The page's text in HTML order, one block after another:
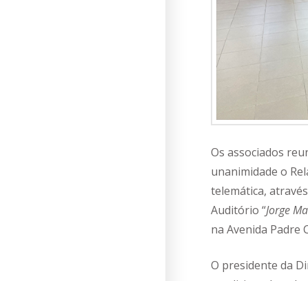
Os associados
unanimidade o
telemática,
Auditório “Jorge
na Avenida Padre
O presidente da